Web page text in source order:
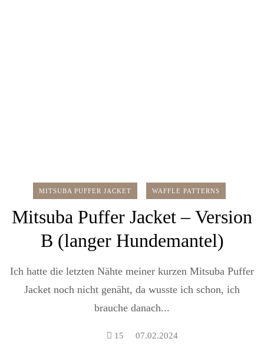
MITSUBA PUFFER JACKET WAFFLE PATTERNS
Mitsuba Puffer Jacket – Version
B (langer Hundemantel)
Ich hatte die letzten Nähte meiner kurzen Mitsuba Puffer
Jacket noch nicht genäht, da wusste ich schon, ich
brauche danach...
15 07.02.2024